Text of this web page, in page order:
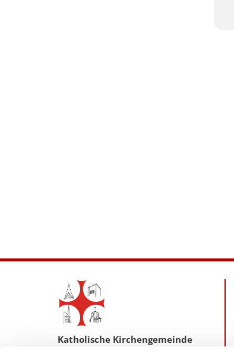
Katholische Kirchengemeinde